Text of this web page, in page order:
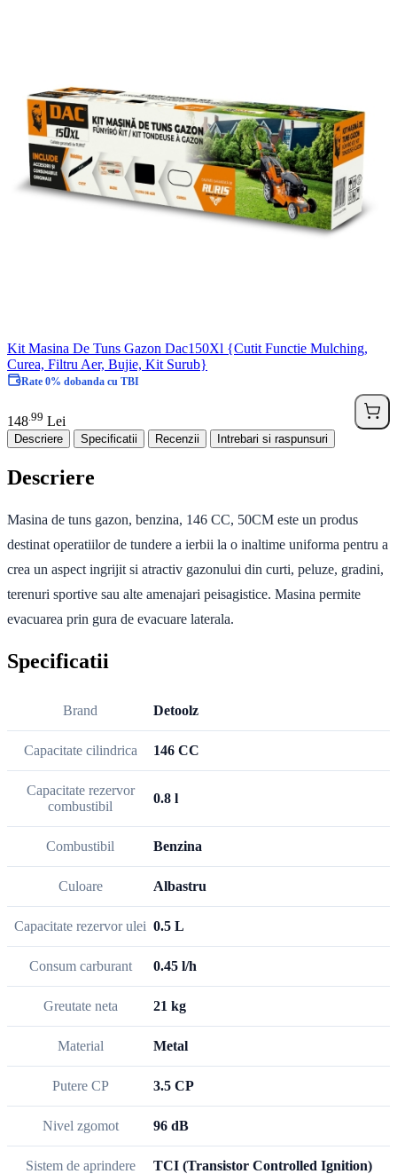
Kit Masina De Tuns Gazon Dac150Xl {Cutit Functie Mulching,
Curea, Filtru Aer, Bujie, Kit Surub}
Rate 0% dobanda cu TBI
148 99 Lei
Descriere Specificatii Recenzii Intrebari si raspunsuri
Descriere
Masina de tuns gazon, benzina, 146 CC, 50CM este un produs
destinat operatiilor de tundere a ierbii la o inaltime uniforma pentru a
crea un aspect ingrijit si atractiv gazonului din curti, peluze, gradini,
terenuri sportive sau alte amenajari peisagistice. Masina permite
evacuarea prin gura de evacuare laterala.
Specificatii
Brand Detoolz
Capacitate cilindrica 146 CC
Capacitate rezervor
combustibil
0.8 l
Combustibil Benzina
Culoare Albastru
Capacitate rezervor ulei 0.5 L
Consum carburant 0.45 l/h
Greutate neta 21 kg
Material Metal
Putere CP 3.5 CP
Nivel zgomot 96 dB
Sistem de aprindere TCI (Transistor Controlled Ignition)